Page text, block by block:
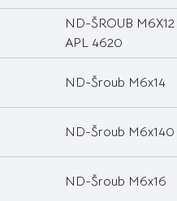
ND-ŠROUB M6X12
APL 4620
ND-Šroub M6x14
ND-Šroub M6x140
ND-Šroub M6x16